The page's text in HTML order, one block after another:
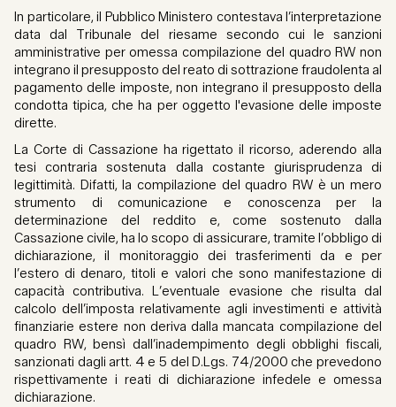
In particolare, il Pubblico Ministero contestava l’interpretazione
data dal Tribunale del riesame secondo cui le sanzioni
amministrative per omessa compilazione del quadro RW non
integrano il presupposto del reato di sottrazione fraudolenta al
pagamento delle imposte, non integrano il presupposto della
condotta tipica, che ha per oggetto l'evasione delle imposte
dirette.
La Corte di Cassazione ha rigettato il ricorso, aderendo alla
tesi contraria sostenuta dalla costante giurisprudenza di
legittimità. Difatti, la compilazione del quadro RW è un mero
strumento di comunicazione e conoscenza per la
determinazione del reddito e, come sostenuto dalla
Cassazione civile, ha lo scopo di assicurare, tramite l’obbligo di
dichiarazione, il monitoraggio dei trasferimenti da e per
l’estero di denaro, titoli e valori che sono manifestazione di
capacità contributiva. L’eventuale evasione che risulta dal
calcolo dell’imposta relativamente agli investimenti e attività
finanziarie estere non deriva dalla mancata compilazione del
quadro RW, bensì dall’inadempimento degli obblighi fiscali,
sanzionati dagli artt. 4 e 5 del D.Lgs. 74/2000 che prevedono
rispettivamente i reati di dichiarazione infedele e omessa
dichiarazione.